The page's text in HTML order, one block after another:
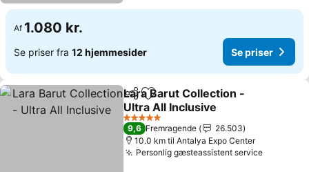
Af 1.080 kr.
Se priser fra 12 hjemmesider Se priser
Del Føj til favoritter
Lara Barut Collection -
Ultra All Inclusive
5 Stjerner
9,6 Fremragende
26.503
10.0 km til Antalya Expo Center
Personlig gæsteassistent service